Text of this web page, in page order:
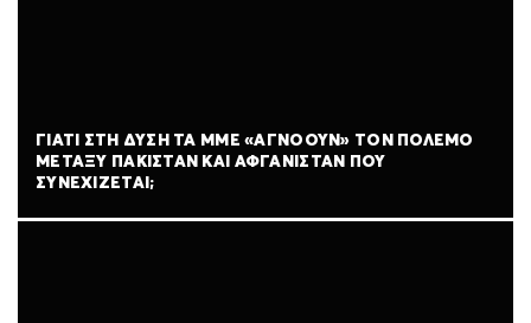
ΓΙΑΤΊ ΣΤΗ ΔΎΣΗ ΤΑ ΜΜΕ «ΑΓΝΟΟΎΝ» ΤΟΝ ΠΌΛΕΜΟ
ΜΕΤΑΞΎ ΠΑΚΙΣΤΆΝ ΚΑΙ ΑΦΓΑΝΙΣΤΆΝ ΠΟΥ
ΣΥΝΕΧΊΖΕΤΑΙ;